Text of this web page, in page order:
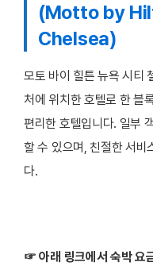
(Motto by
Chelsea)
모토 바이 힐튼 뉴욕 시티
처에 위치한 호텔로 한 블
편리한 호텔입니다. 일부
할 수 있으며, 친절한 서비
다.
☞ 아래 링크에서 숙박 요